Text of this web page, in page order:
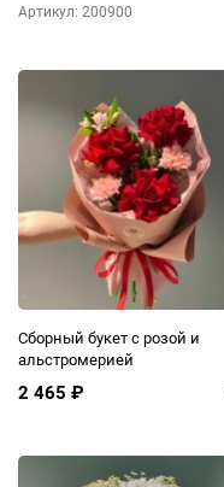
Артикул: 200900
Сборный букет с розой и
альстромерией
2 465 ₽